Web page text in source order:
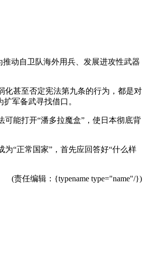
动自卫队海外用兵、发展进攻性武器
化甚至否定宪法第九条的行为，都是对
军备武寻找借口。
能打开“潘多拉魔盒”，使日本彻底背
“正常国家”，首先应回答好“什么样
(责任编辑：{typename type="name"/})